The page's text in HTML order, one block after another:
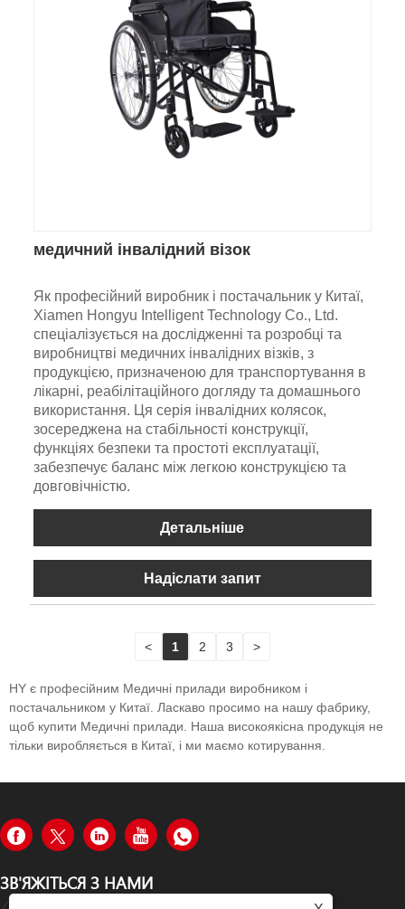
медичний інвалідний візок
Як професійний виробник і постачальник у Китаї,
Xiamen Hongyu Intelligent Technology Co., Ltd.
спеціалізується на дослідженні та розробці та
виробництві медичних інвалідних візків, з
продукцією, призначеною для транспортування в
лікарні, реабілітаційного догляду та домашнього
використання. Ця серія інвалідних колясок,
зосереджена на стабільності конструкції,
функціях безпеки та простоті експлуатації,
забезпечує баланс між легкою конструкцією та
довговічністю.
Детальніше
Надіслати запит
< 1 2 3 >
HY є професійним Медичні прилади виробником і
постачальником у Китаї. Ласкаво просимо на нашу фабрику,
щоб купити Медичні прилади. Наша високоякісна продукція не
тільки виробляється в Китаї, і ми маємо котирування.
ЗВ'ЯЖІТЬСЯ З НАМИ